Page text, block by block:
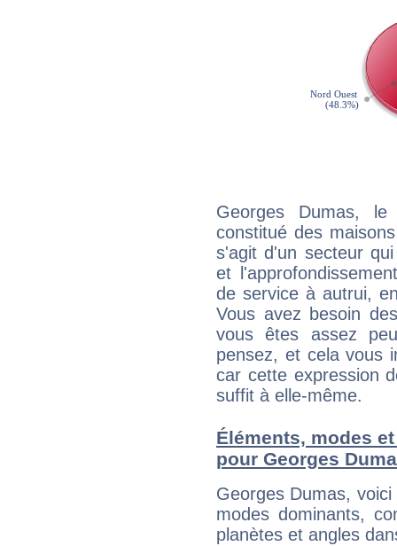
Georges Dumas,
constitué des
s'agit d'un secteur
et
de service à autrui,
Vous avez besoin
vous êtes assez
pensez, et cela vous
car cette expression
suffit à elle-même.
Éléments, modes
pour Georges
Georges Dumas,
modes dominants,
planètes et angles